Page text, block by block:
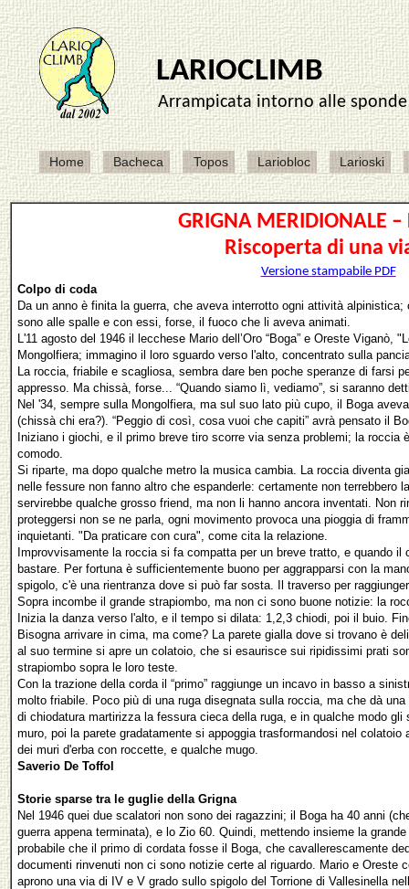
GRIGNA MERIDIONALE
Riscoperta di una
Versione stampabile PDF
Colpo di coda
Da un anno è finita la guerra, che aveva interrotto ogni attività
sono alle spalle e con essi, forse, il fuoco che li aveva animati.
L'11 agosto del 1946 il lecchese Mario dell’Oro “Boga” e Oreste
Mongolfiera; immagino il loro sguardo verso l'alto, concentrato sulla
La roccia, friabile e scagliosa, sembra dare ben poche speranze di farsi
appresso. Ma chissà, forse... “Quando siamo lì, vediamo”, si saranno
Nel '34, sempre sulla Mongolfiera, ma sul suo lato più cupo, il Boga
(chissà chi era?). “Peggio di così, cosa vuoi che capiti” avrà pensato il
Iniziano i giochi, e il primo breve tiro scorre via senza problemi; la
comodo.
Si riparte, ma dopo qualche metro la musica cambia. La roccia diventa
nelle fessure non fanno altro che espanderle: certamente non terrebbero
servirebbe qualche grosso friend, ma non li hanno ancora inventati. Non
proteggersi non se ne parla, ogni movimento provoca una pioggia di
inquietanti. "Da praticare con cura", come cita la relazione.
Improvvisamente la roccia si fa compatta per un breve tratto, e quando
bastare. Per fortuna è sufficientemente buono per aggrapparsi con la
spigolo, c'è una rientranza dove si può far sosta. Il traverso per
Sopra incombe il grande strapiombo, ma non ci sono buone notizie: la
Inizia la danza verso l'alto, e il tempo si dilata: 1,2,3 chiodi, poi il buio.
Bisogna arrivare in cima, ma come? La parete gialla dove si trovano è
al suo termine si apre un colatoio, che si esaurisce sui ripidissimi prati
strapiombo sopra le loro teste.
Con la trazione della corda il “primo” raggiunge un incavo in basso a
molto friabile. Poco più di una ruga disegnata sulla roccia, ma che dà
di chiodatura martirizza la fessura cieca della ruga, e in qualche modo
muro, poi la parete gradatamente si appoggia trasformandosi nel
dei muri d'erba con roccette, e qualche mugo.
Saverio De Toffol
Storie sparse tra le guglie della Grigna
Nel 1946 quei due scalatori non sono dei ragazzini; il Boga ha 40 anni
guerra appena terminata), e lo Zio 60. Quindi, mettendo insieme la
probabile che il primo di cordata fosse il Boga, che cavallerescamente
documenti rinvenuti non ci sono notizie certe al riguardo. Mario e Oreste
aprono una via di IV e V grado sullo spigolo del Torrione di Vallesinella